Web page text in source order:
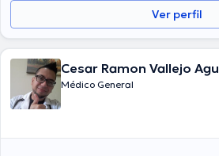
Ver perfil
Cesar Ramon Vallejo
Médico General